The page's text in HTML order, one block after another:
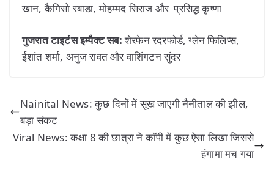
खान, कैगिसो रबाडा, मोहम्मद सिराज और प्रसिद्ध कृष्णा
गुजरात टाइटंस इम्पैक्ट सब:शेरफेन रदरफोर्ड, ग्लेन फिलिप्स,
ईशांत शर्मा, अनुज रावत और वाशिंगटन सुंदर
Nainital News: कुछ दिनों में सूख जाएगी नैनीताल की झील,
बड़ा संकट
Viral News: कक्षा 8 की छात्रा ने कॉपी में कुछ ऐसा लिखा जिससे
हंगामा मच गया